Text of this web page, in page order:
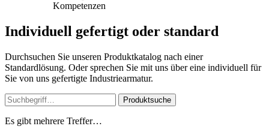
Kompetenzen
Individuell gefertigt oder standard
Durchsuchen Sie unseren Produktkatalog nach einer
Standardlösung. Oder sprechen Sie mit uns über eine individuell für
Sie von uns gefertigte Industriearmatur.
Produktsuche
Es gibt mehrere Treffer…